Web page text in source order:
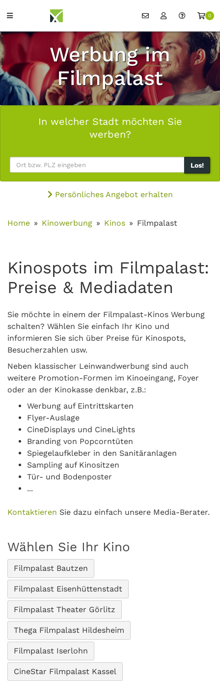
0
Werbung im
Filmpalast
In welcher Stadt möchten Sie
werben?
Los!
Persönliches Angebot erhalten
Home Kinowerbung Kinos Filmpalast
Kinospots im Filmpalast:
Preise & Mediadaten
Sie möchte in einem der Filmpalast-Kinos Werbung
schalten? Wählen Sie einfach Ihr Kino und
informieren Sie sich über Preise für Kinospots,
Besucherzahlen usw.
Neben klassischer Leinwandwerbung sind auch
weitere Promotion-Formen im Kinoeingang, Foyer
oder an der Kinokasse denkbar, z.B.:
Werbung auf Eintrittskarten
Flyer-Auslage
CineDisplays und CineLights
Branding von Popcorntüten
Spiegelaufkleber in den Sanitäranlagen
Sampling auf Kinositzen
Tür- und Bodenposter
...
Kontaktieren Sie dazu einfach unsere Media-Berater.
Wählen Sie Ihr Kino
Filmpalast Bautzen
Filmpalast Eisenhüttenstadt
Filmpalast Theater Görlitz
Thega Filmpalast Hildesheim
Filmpalast Iserlohn
CineStar Filmpalast Kassel